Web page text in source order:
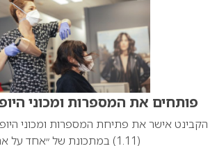
פותחים את המספרות ומכוני
הקבינט אישר את פתיחת המספרות ומכוני
(1.11) במתכונת של ״אחד על אחד״.